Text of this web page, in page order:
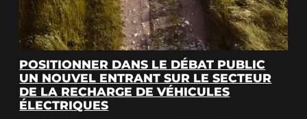
POSITIONNER DANS LE DÉBAT PUBLIC
UN NOUVEL ENTRANT SUR LE SECTEUR
DE LA RECHARGE DE VÉHICULES
ÉLECTRIQUES